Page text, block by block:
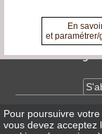
A propos de
Devenir délégué
InfosCNIL/RGPD
Pour poursuivre
vous devez acceptez
En
et